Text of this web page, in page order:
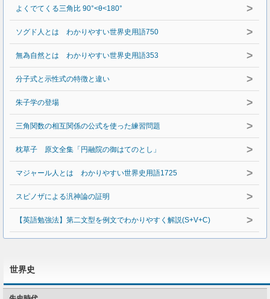
よくでてくる三角比 90°<θ<180° >
ソグド人とは わかりやすい世界史用語750 >
無為自然とは わかりやすい世界史用語353 >
分子式と示性式の特徴と違い >
朱子学の登場 >
三角関数の相互関係の公式を使った練習問題 >
枕草子 原文全集「円融院の御はてのとし」 >
マジャール人とは わかりやすい世界史用語1725 >
スピノザによる汎神論の証明 >
【英語勉強法】第二文型を例文でわかりやすく解説(S+V+C) >
世界史